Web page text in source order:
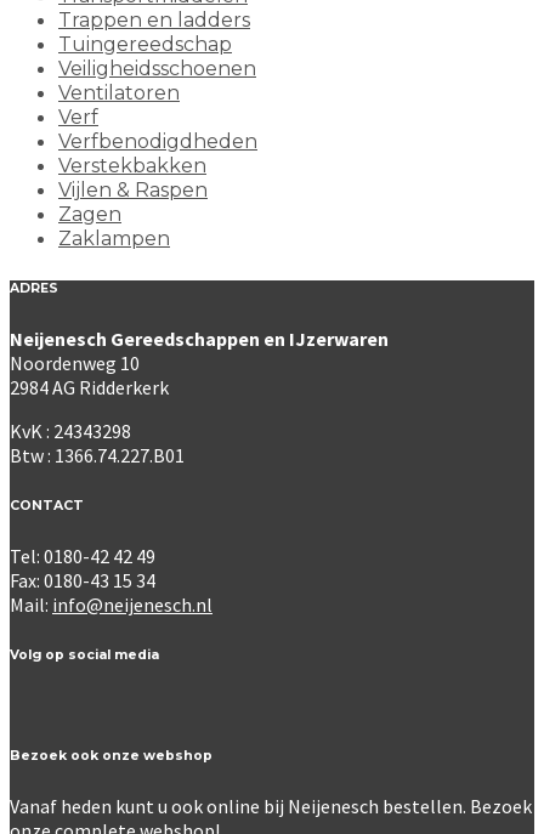
Trappen en ladders
Tuingereedschap
Veiligheidsschoenen
Ventilatoren
Verf
Verfbenodigdheden
Verstekbakken
Vijlen & Raspen
Zagen
Zaklampen
ADRES
Neijenesch Gereedschappen en IJzerwaren
Noordenweg 10
2984 AG Ridderkerk
KvK : 24343298
Btw : 1366.74.227.B01
CONTACT
Tel: 0180-42 42 49
Fax: 0180-43 15 34
Mail: info@neijenesch.nl
Volg op social media
Bezoek ook onze webshop
Vanaf heden kunt u ook online bij Neijenesch bestellen. Bezoek